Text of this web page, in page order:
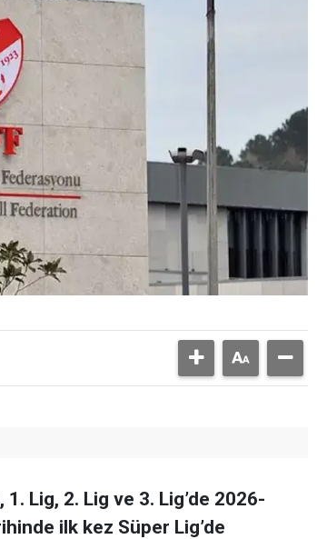
Lig, 2. Lig ve 3. Lig’de 2026-
ilk kez Süper Lig’de